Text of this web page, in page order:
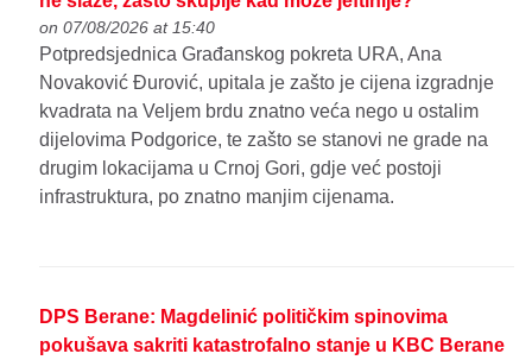
on 07/08/2026 at 15:40
Potpredsjednica Građanskog pokreta URA, Ana
Novaković Đurović, upitala je zašto je cijena izgradnje
kvadrata na Veljem brdu znatno veća nego u ostalim
dijelovima Podgorice, te zašto se stanovi ne grade na
drugim lokacijama u Crnoj Gori, gdje već postoji
infrastruktura, po znatno manjim cijenama.
DPS Berane: Magdelinić političkim spinovima
pokušava sakriti katastrofalno stanje u KBC Berane